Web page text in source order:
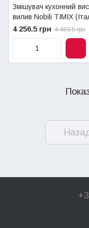
Змішувач кухонний
вилив Nobili TIMIX
4 256.5 грн 4 480.5 грн